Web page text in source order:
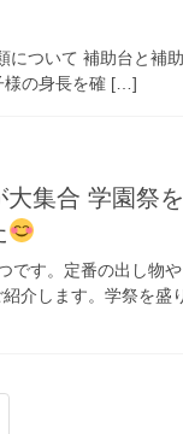
について 補助台と補
の身長を確 […]
集合 学園祭
す。定番の出し物
介します。学祭を盛